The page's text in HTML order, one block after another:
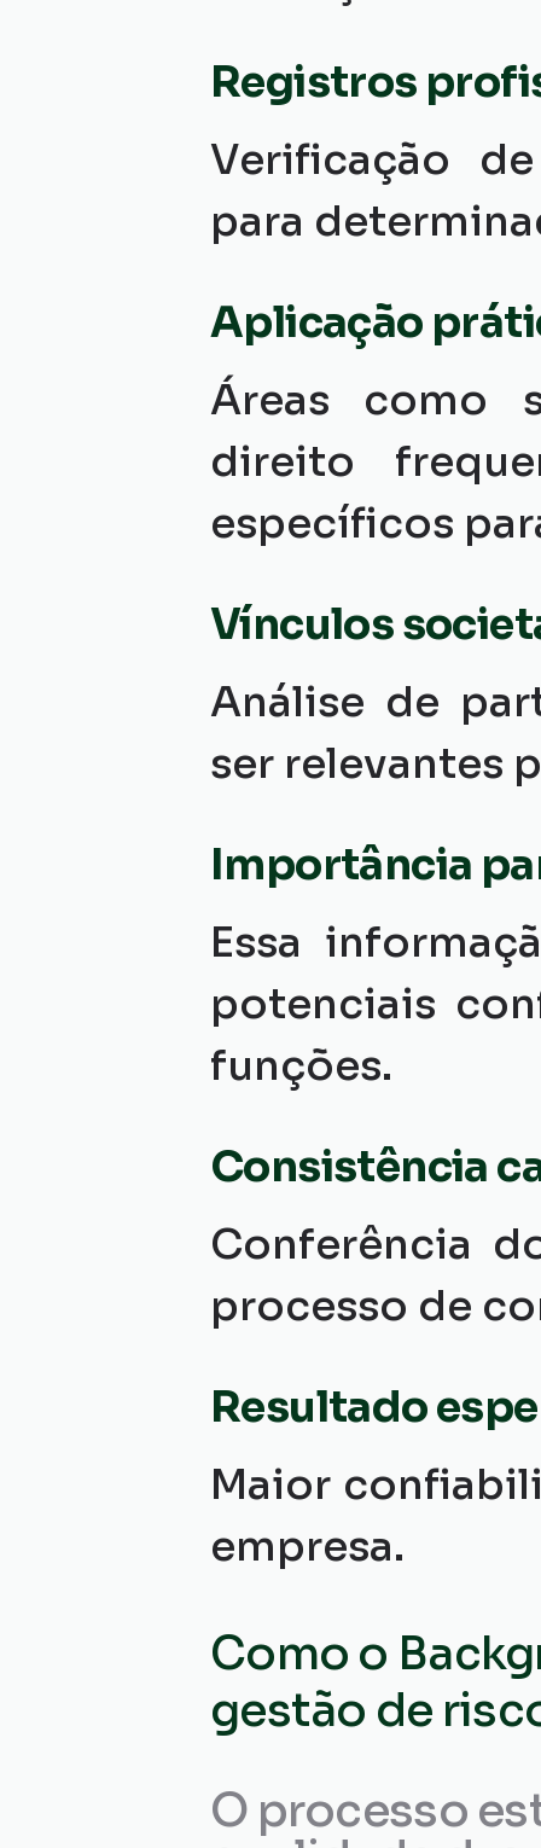
Registros
Verificação
para
Aplicação
Áreas como
direito
específicos
Vínculos
Análise de
ser relevantes
Importância
Essa
potenciais
funções.
Consistência
Conferência
processo de
Resultado
Maior
empresa.
Como o
gestão de
O processo